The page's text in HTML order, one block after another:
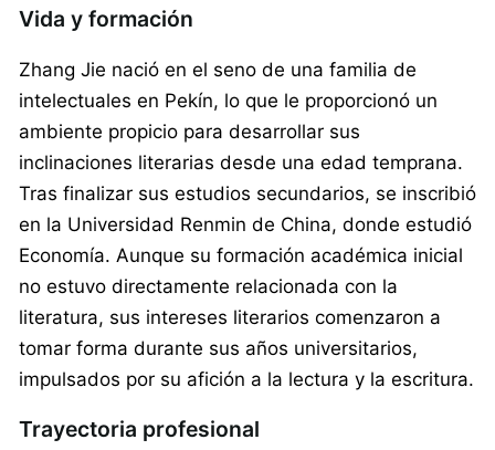
Vida y formación
Zhang Jie nació en el seno de una familia de
intelectuales en Pekín, lo que le proporcionó un
ambiente propicio para desarrollar sus
inclinaciones literarias desde una edad temprana.
Tras finalizar sus estudios secundarios, se inscribió
en la Universidad Renmin de China, donde estudió
Economía. Aunque su formación académica inicial
no estuvo directamente relacionada con la
literatura, sus intereses literarios comenzaron a
tomar forma durante sus años universitarios,
impulsados por su afición a la lectura y la escritura.
Trayectoria profesional